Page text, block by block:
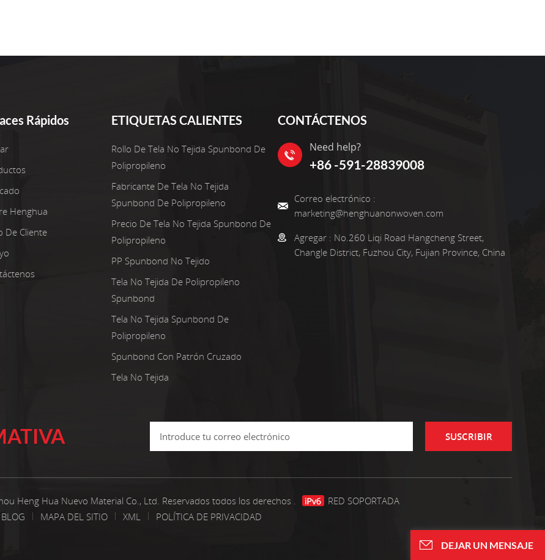
Rápidos
Henghua
De Cliente
ETIQUETAS CALIENTES
Rollo De Tela No Tejida Spunbond De
Polipropileno
Fabricante De Tela No Tejida
Spunbond De Polipropileno
Precio De Tela No Tejida Spunbond De
Polipropileno
PP Spunbond No Tejido
Tela No Tejida De Polipropileno
Spunbond
Tela No Tejida Spunbond De
Polipropileno
Spunbond Con Patrón Cruzado
Tela No Tejida
CONTÁCTENOS
Need help?
+86 -591-28839008
Correo electrónico :
marketing@henghuanonwoven.com
Agregar : No.260 Liqi Road Hangcheng Street,
Changle District, Fuzhou City, Fujian Province, China
SUSCRIBIR
Heng Hua Nuevo Material Co., Ltd. Reservados todos los derechos .
RED SOPORTADA
BLOG
MAPA DEL SITIO XML POLÍTICA DE PRIVACIDAD
DEJAR UN MENSAJE